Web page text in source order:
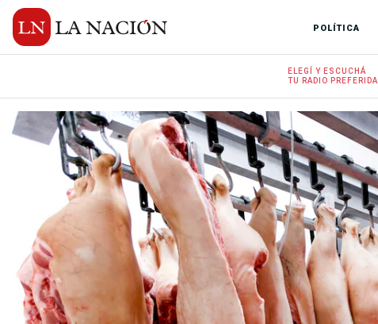
POLÍTICA
ELEGÍ Y ESCUCHÁ
TU RADIO PREFERIDA